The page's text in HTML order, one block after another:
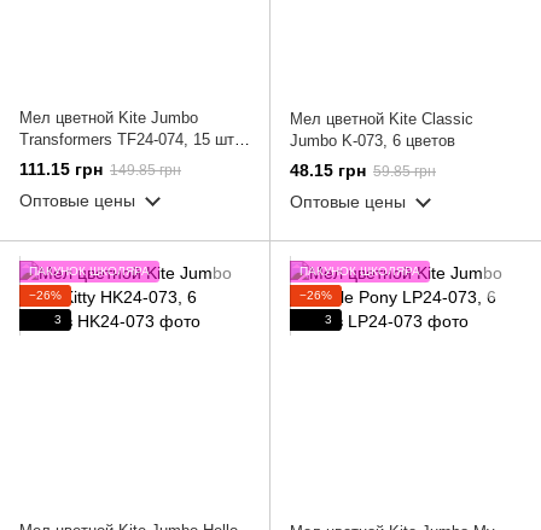
Мел цветной Kite Jumbo
Transformers TF24-074, 15 штук
в ведерке
111.15 грн 149.85 грн
Оптовые цены
Мел цветной Kite Classic
Jumbo K-073, 6 цветов
48.15 грн 59.85 грн
Оптовые цены
ПАКУНОК ШКОЛЯРА
−26%
3
ПАКУНОК ШКОЛЯРА
−26%
3